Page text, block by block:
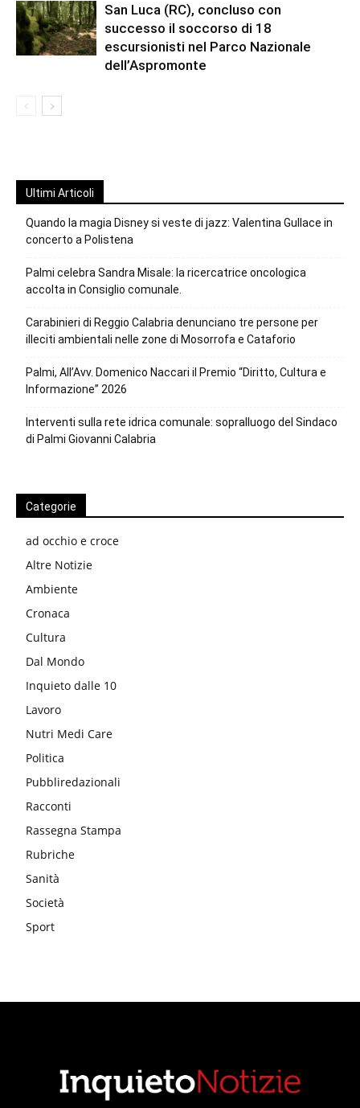
San Luca (RC), concluso con
successo il soccorso di 18
escursionisti nel Parco Nazionale
dell’Aspromonte
Ultimi Articoli
Quando la magia Disney si veste di jazz: Valentina Gullace in
concerto a Polistena
Palmi celebra Sandra Misale: la ricercatrice oncologica
accolta in Consiglio comunale.
Carabinieri di Reggio Calabria denunciano tre persone per
illeciti ambientali nelle zone di Mosorrofa e Cataforio
Palmi, All’Avv. Domenico Naccari il Premio “Diritto, Cultura e
Informazione” 2026
Interventi sulla rete idrica comunale: sopralluogo del Sindaco
di Palmi Giovanni Calabria
Categorie
ad occhio e croce
Altre Notizie
Ambiente
Cronaca
Cultura
Dal Mondo
Inquieto dalle 10
Lavoro
Nutri Medi Care
Politica
Pubbliredazionali
Racconti
Rassegna Stampa
Rubriche
Sanità
Società
Sport